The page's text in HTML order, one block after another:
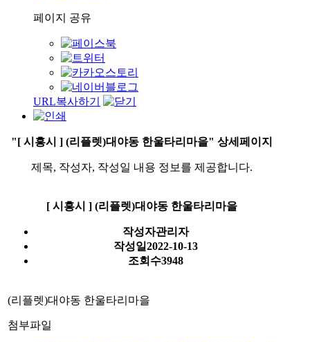
페이지 공유
URL복사하기
"[ 시흥시 ] (리플렛)대야동 한울타리마을" 상세페이지
제목, 작성자, 작성일 내용 정보를 제공합니다.
[ 시흥시 ] (리플렛)대야동 한울타리마을
작성자관리자
작성일2022-10-13
조회수3948
(리플렛)대야동 한울타리마을
첨부파일